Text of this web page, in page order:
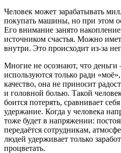
Человек может зарабатывать
покупать машины, но при этом
Его внимание занято
источником счастья. Можно
внутри. Это происходит из-за
Многие не осознают, что
используются только ради
качество, она не приносит
и головной болью. Такой
боится потерять, сравнивает
удержание. Когда у человека
тоже будет в напряжении:
передаётся сотрудникам,
людей удерживает только
процветать.